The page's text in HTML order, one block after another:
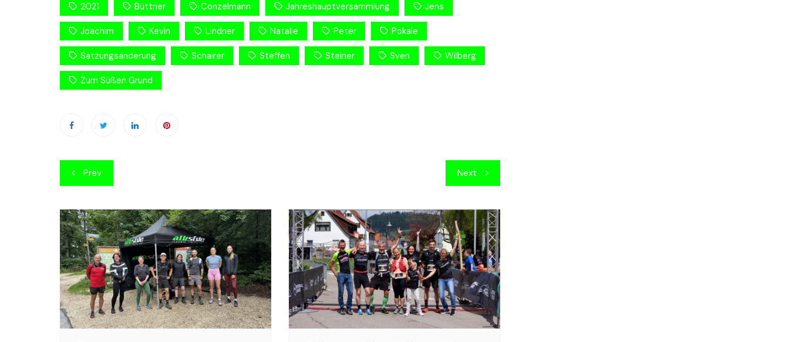
2021 Büttner Conzelmann Jahreshauptversammlung Jens
Joachim Kevin Lindner Natalie Peter Pokale
Satzungsänderung Schairer Steffen Steiner Sven Wilberg
Zum Süßen Grund
Beitragsnavigation
Prev Next